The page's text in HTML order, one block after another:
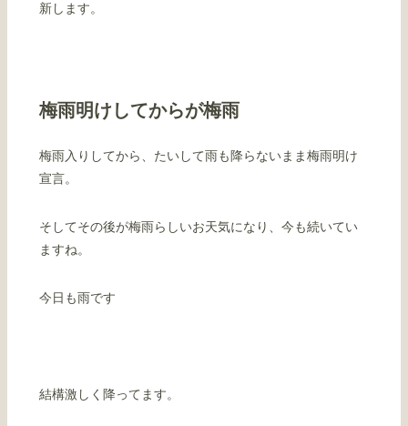
新します。
梅雨明けしてからが梅雨
梅雨入りしてから、たいして雨も降らないまま梅雨明け
宣言。
そしてその後が梅雨らしいお天気になり、今も続いてい
ますね。
今日も雨です
結構激しく降ってます。